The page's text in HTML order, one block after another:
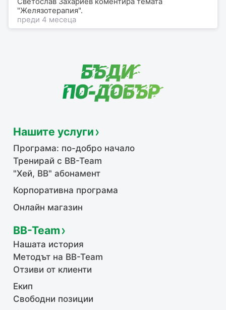
"Желязотерапия".
преди 4 месеца
Нашите услуги
Програма: по-добро начало
Тренирай с BB-Team
"Хей, ВВ" абонамент
Корпоративна програма
Онлайн магазин
BB-Team
Нашата история
Методът на BB-Team
Отзиви от клиенти
Екип
Свободни позиции